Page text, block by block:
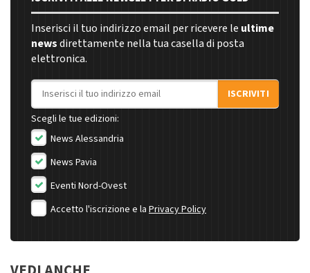
Inserisci il tuo indirizzo email per ricevere le ultime
newsdirettamente nella tua casella di posta
elettronica.
Indirizzo email
ISCRIVITI
Scegli le tue edizioni:
News Alessandria
News Pavia
Eventi Nord-Ovest
Accetto l'iscrizione e la Privacy Policy